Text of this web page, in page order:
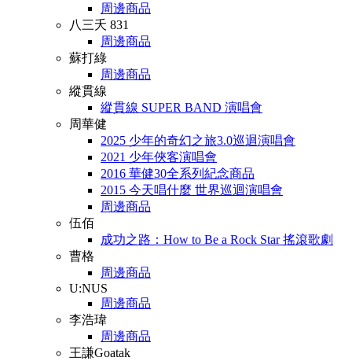
周邊商品
八三夭 831
周邊商品
蘇打綠
周邊商品
縱貫線
縱貫線 SUPER BAND 演唱會
周華健
2025 少年的奇幻之旅3.0巡迴演唱會
2021 少年俠客演唱會
2016 華健30全系列紀念商品
2015 今天唱什麼 世界巡迴演唱會
周邊商品
伍佰
成功之路：How to Be a Rock Star 搖滾歌劇
曹格
周邊商品
U:NUS
周邊商品
李浩瑋
周邊商品
王謙Goatak